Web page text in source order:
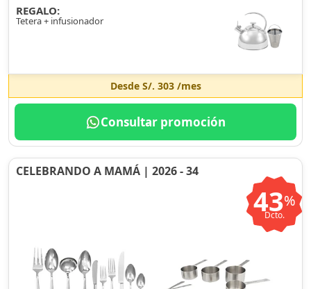
REGALO:
Tetera + infusionador
Desde S/. 303/mes
Consultar promoción
CELEBRANDO A MAMÁ | 2026 - 34
43%
Dcto.